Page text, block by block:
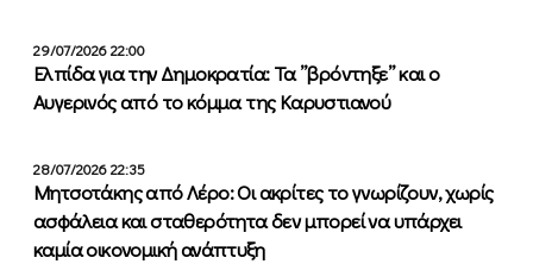
29/07/2026 22:00
Ελπίδα για την Δημοκρατία: Τα ”βρόντηξε” και ο
Αυγερινός από το κόμμα της Καρυστιανού
28/07/2026 22:35
Μητσοτάκης από Λέρο: Οι ακρίτες το γνωρίζουν, χωρίς
ασφάλεια και σταθερότητα δεν μπορεί να υπάρχει
καμία οικονομική ανάπτυξη